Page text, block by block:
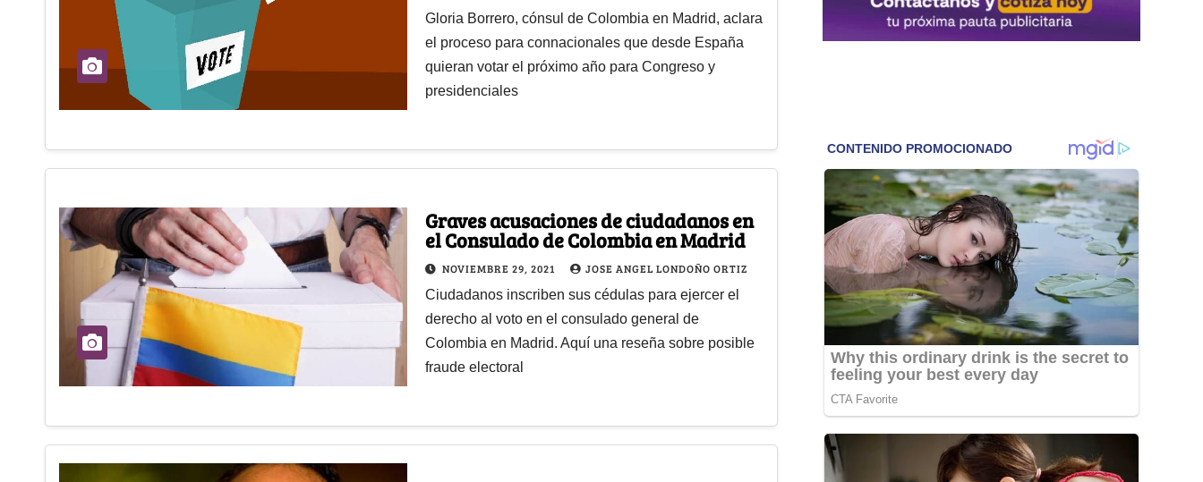
Gloria Borrero, cónsul de Colombia en Madrid, aclara
el proceso para connacionales que desde España
quieran votar el próximo año para Congreso y
presidenciales
Graves acusaciones de ciudadanos en
el Consulado de Colombia en Madrid
NOVIEMBRE 29, 2021 JOSE ANGEL LONDOÑO ORTIZ
Ciudadanos inscriben sus cédulas para ejercer el
derecho al voto en el consulado general de
Colombia en Madrid. Aquí una reseña sobre posible
fraude electoral